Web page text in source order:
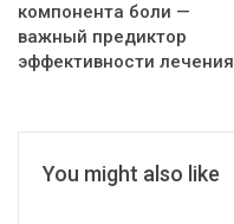
компонента боли —
важный предиктор
эффективности лечения
You might also like